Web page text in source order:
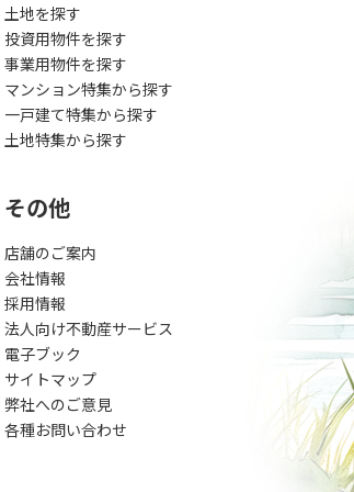
土地を探す
投資用物件を探す
事業用物件を探す
マンション特集から探す
一戸建て特集から探す
土地特集から探す
その他
店舗のご案内
会社情報
採用情報
法人向け不動産サービス
電子ブック
サイトマップ
弊社へのご意見
各種お問い合わせ